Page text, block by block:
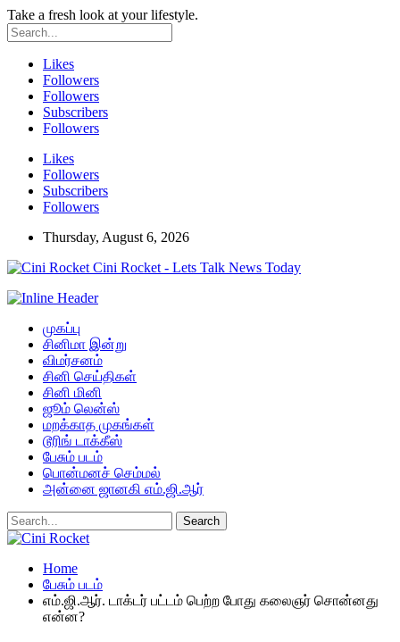
Take a fresh look at your lifestyle.
Likes
Followers
Followers
Subscribers
Followers
Likes
Followers
Subscribers
Followers
Thursday, August 6, 2026
Cini Rocket - Lets Talk News Today
முகப்பு
சினிமா இன்று
விமர்சனம்
சினி செய்திகள்
சினி மினி
ஜூம் லென்ஸ்
மறக்காத முகங்கள்
டூரிங் டாக்கீஸ்
பேசும் படம்
பொன்மனச் செம்மல்
அன்னை ஜானகி எம்.ஜி.ஆர்
Home
பேசும் படம்
எம்.ஜி.ஆர். டாக்டர் பட்டம் பெற்ற போது கலைஞர் சொன்னது
என்ன?